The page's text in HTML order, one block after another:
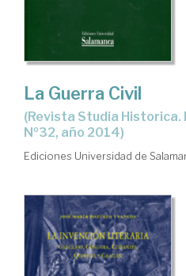
La Guerra Civil
(Revista Studia Historica. Historia Contemporánea,
Nº32, año 2014)
Ediciones Universidad de